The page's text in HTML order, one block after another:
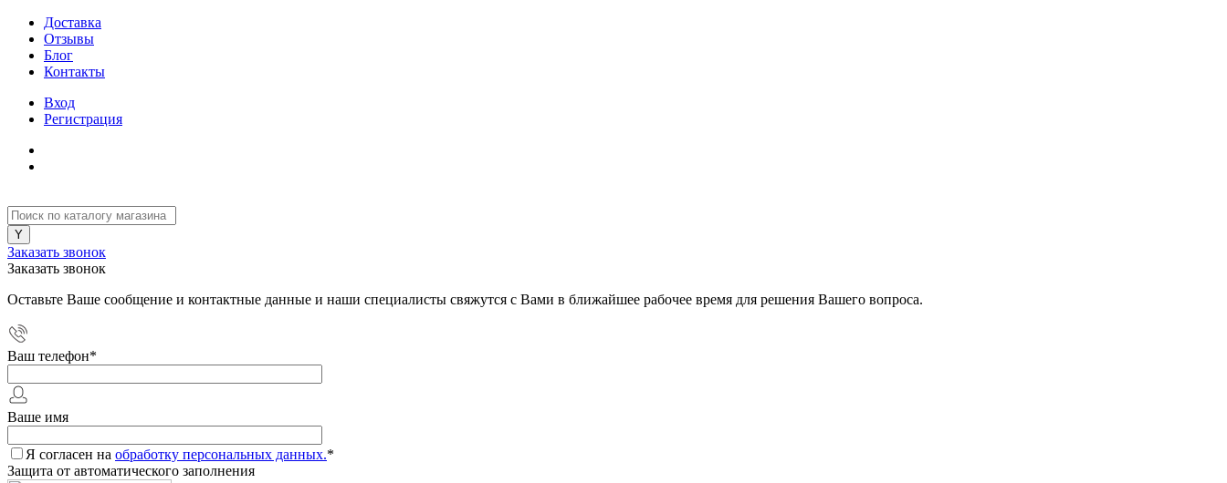
Доставка
Отзывы
Блог
Контакты
Вход
Регистрация
Заказать звонок
Заказать звонок
Оставьте Ваше сообщение и контактные данные и наши специалисты свяжутся с Вами в ближайшее рабочее время для решения Вашего вопроса.
Ваш телефон*
Ваше имя
Я согласен на обработку персональных данных.*
Защита от автоматического заполнения